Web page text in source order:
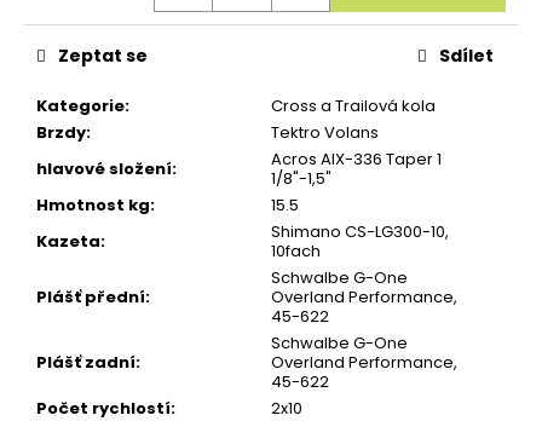
Kategorie:
Cross a Trailová kola
Brzdy:
Tektro Volans
hlavové složení:
Acros AIX-336 Taper 1
1/8"-1,5"
Hmotnost kg:
15.5
Kazeta:
Shimano CS-LG300-10,
10fach
Plášť přední:
Schwalbe G-One
Overland Performance,
45-622
Plášť zadní:
Schwalbe G-One
Overland Performance,
45-622
Počet rychlostí:
2x10
Zeptat se Sdílet
e
m